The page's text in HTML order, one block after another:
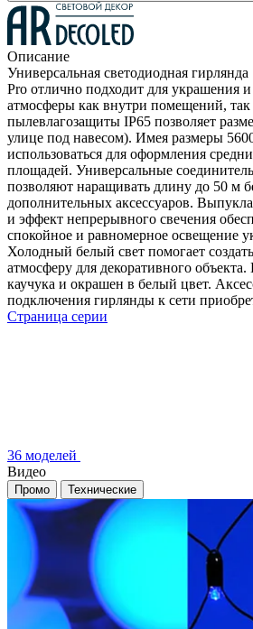
Описание
Универсальная светодиодная
Pro отлично подходит для украшения
атмосферы как внутри помещений,
пылевлагозащиты IP65 позволяет
улице под навесом). Имея размеры
использоваться для оформления
площадей. Универсальные
позволяют наращивать длину до 50 м
дополнительных аксессуаров.
и эффект непрерывного свечения
спокойное и равномерное освещение
Холодный белый свет помогает
атмосферу для декоративного
каучука и окрашен в белый цвет.
подключения гирлянды к сети
Страница серии
36 моделей
Видео
Промо Технические